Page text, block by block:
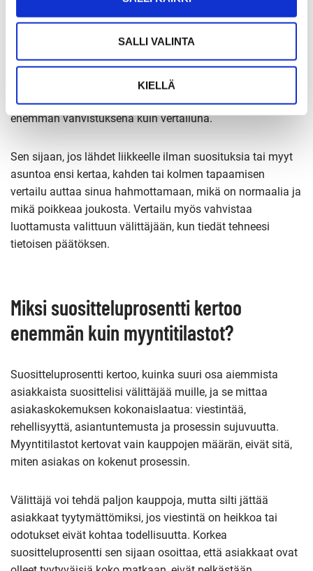
SALLI VALINTA
KIELLÄ
yksi luotettavimmista tavoista löytää hyvä välittäjä. Jos
suosittelijalla on omakohtainen, tuore kokemus juuri
samalta alueelta, yhden haastattelun pohjalta tehtävä
päätös on täysin perusteltu. Tällöin haastattelu toimii
enemmän vahvistuksena kuin vertailuna.
Sen sijaan, jos lähdet liikkeelle ilman suosituksia tai myyt
asuntoa ensi kertaa, kahden tai kolmen tapaamisen
vertailu auttaa sinua hahmottamaan, mikä on normaalia ja
mikä poikkeaa joukosta. Vertailu myös vahvistaa
luottamusta valittuun välittäjään, kun tiedät tehneesi
tietoisen päätöksen.
Miksi suositteluprosentti kertoo
enemmän kuin myyntitilastot?
Suositteluprosentti kertoo, kuinka suuri osa aiemmista
asiakkaista suosittelisi välittäjää muille, ja se mittaa
asiakaskokemuksen kokonaislaatua: viestintää,
rehellisyyttä, asiantuntemusta ja prosessin sujuvuutta.
Myyntitilastot kertovat vain kauppojen määrän, eivät sitä,
miten asiakas on kokenut prosessin.
Välittäjä voi tehdä paljon kauppoja, mutta silti jättää
asiakkaat tyytymättömiksi, jos viestintä on heikkoa tai
odotukset eivät kohtaa todellisuutta. Korkea
suositteluprosentti sen sijaan osoittaa, että asiakkaat ovat